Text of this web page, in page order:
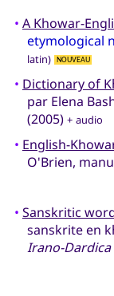
• A Khowar-
etymological
latin)
NOUVEAU
• Dictionary of
par Elena
(2005) + audio
• English-
O'Brien,
• Sanskritic
sanskrite en
Irano-Dardica